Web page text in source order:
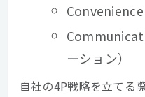
Convenience
ーション）
自社の4P戦略を立てる